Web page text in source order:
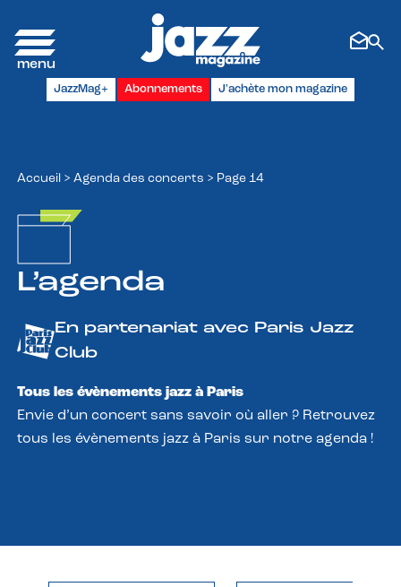
JazzMag+ Abonnements J'achète mon magazine
Accueil > Agenda des concerts > Page 14
L’agenda
En partenariat avec Paris Jazz
Club
Tous les évènements jazz à Paris
Envie d’un concert sans savoir où aller ? Retrouvez
tous les évènements jazz à Paris sur notre agenda !